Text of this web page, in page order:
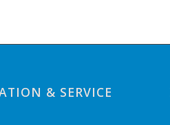
& SERVICE